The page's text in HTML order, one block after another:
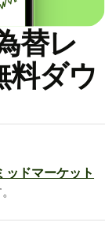
替レ
料ダウ
ッドマーケット